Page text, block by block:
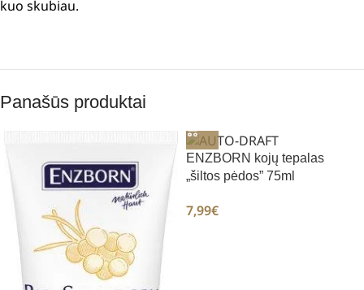
kuo skubiau.
Panašūs produktai
ENZBORN kojų tepalas
„šiltos pėdos” 75ml
7,99€